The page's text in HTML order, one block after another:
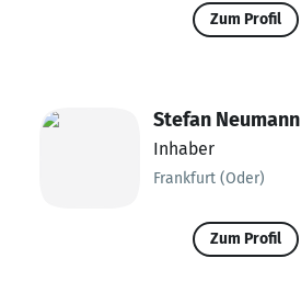
Zum Profil
Stefan Neumann
Inhaber
Frankfurt (Oder)
Zum Profil